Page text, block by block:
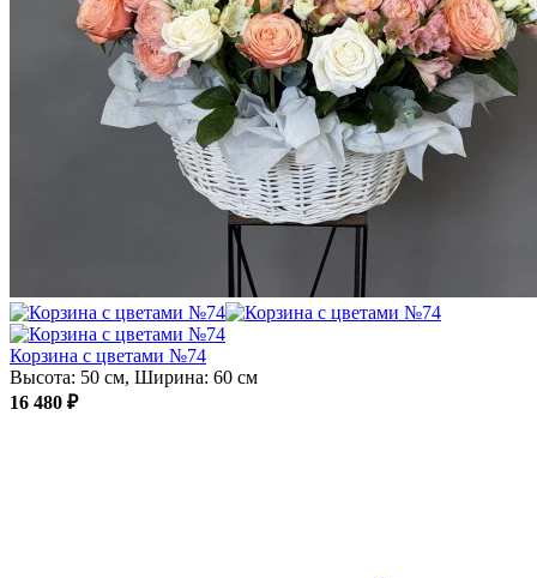
Корзина с цветами №74
Высота: 50 см, Ширина: 60 см
16 480 ₽